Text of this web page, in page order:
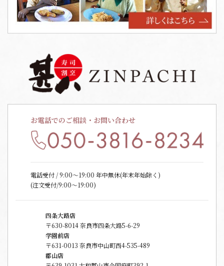
お電話でのご相談・お問い合わせ
電話受付 / 9:00〜19:00 年中無休(年末年始除く)
(注文受付/9:00～19:00)
四条大路店
〒630-8014 奈良市四条大路5-6-29
学園前店
〒631-0013 奈良市中山町西4-535-489
郡山店